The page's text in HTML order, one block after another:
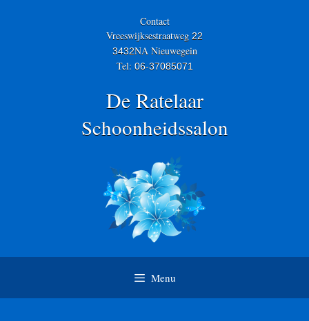
Contact
Vreeswijksestraatweg 22
3432NA Nieuwegein
Tel: 06-37085071
De Ratelaar
Schoonheidssalon
Menu